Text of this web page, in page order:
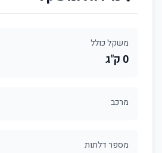
משקל כולל
0 ק"ג
מרכב
מספר דלתות